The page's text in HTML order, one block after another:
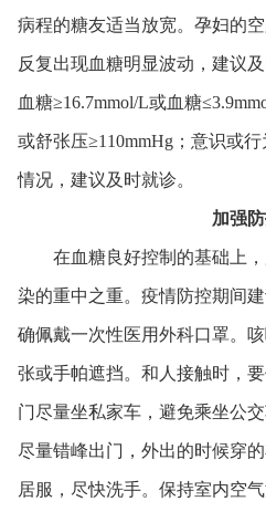
病程的糖友适当放宽。孕妇的
反复出现血糖明显波动，建议
血糖≥16.7mmol/L或血糖
或舒张压≥110mmHg；意识或
情况，建议及时就诊。
加强
在血糖良好控制的基础上，
染的重中之重。疫情防控期间
确佩戴一次性医用外科口罩。
张或手帕遮挡。和人接触时，
门尽量坐私家车，避免乘坐公
尽量错峰出门，外出的时候穿
居服，尽快洗手。保持室内空